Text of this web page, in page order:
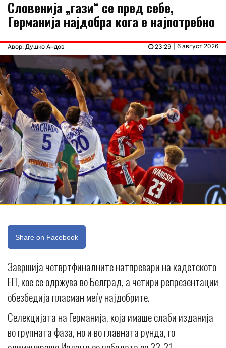
Словенија „гази“ се пред себе,
Германија најдобра кога е најпотребно
Авор: Душко Андов | 6 август 2026
23:29
Share on Facebook
Завршија четвртфиналните натпревари на кадетското
ЕП, кое се одржува во Белград, а четири репрезентации
обезбедија пласман меѓу најдобрите.
Селекцијата на Германија, која имаше слаби изданија
во групната фаза, но и во главната рунда, го